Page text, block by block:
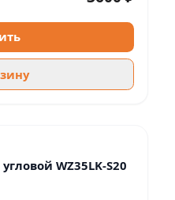
WZ35LK-S20